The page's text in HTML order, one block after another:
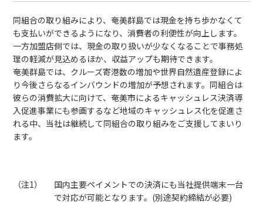
同組合の取り組みにより、奄美群島では現金を持ち歩かなくて
も支払いができるようになり、消費者の利便性が向上します。
一方加盟店側では、現金の取り扱いが少なくなることで事務処
理の軽減が見込めるほか、収益アップも期待できます。
奄美群島では、クルーズ寄港数の増加や世界自然遺産登録によ
り今後さらなるインバウンドの増加が予想されます。同組合は
彼らの消費拡大に向けて、奄美市によるキャッシュレス決済導
入促進事業にも参画するなど地域のキャッシュレス化を促進さ
れる中、当社は継続して同組合の取り組みをご支援してまいり
ます。
（注1）
国内主要ペイメントでの決済にも当社提供端末一台
で対応が可能となります。(別途契約締結が必要)